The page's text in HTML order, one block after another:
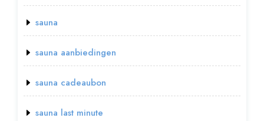
sauna
sauna aanbiedingen
sauna cadeaubon
sauna last minute